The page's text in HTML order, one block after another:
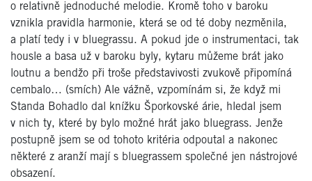
o relativně jednoduché melodie. Kromě toho v baroku
vznikla pravidla harmonie, která se od té doby nezměnila,
a platí tedy i v bluegrassu. A pokud jde o instrumentaci, tak
housle a basa už v baroku byly, kytaru můžeme brát jako
loutnu a bendžo při troše představivosti zvukově připomíná
cembalo… (smích) Ale vážně, vzpomínám si, že když mi
Standa Bohadlo dal knížku Šporkovské árie, hledal jsem
v nich ty, které by bylo možné hrát jako bluegrass. Jenže
postupně jsem se od tohoto kritéria odpoutal a nakonec
některé z aranží mají s bluegrassem společné jen nástrojové
obsazení.